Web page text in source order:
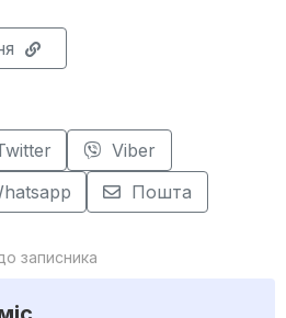
Viber
Пошта
записника